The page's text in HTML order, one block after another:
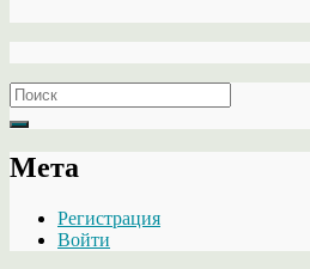
Search
for:
Мета
Регистрация
Войти